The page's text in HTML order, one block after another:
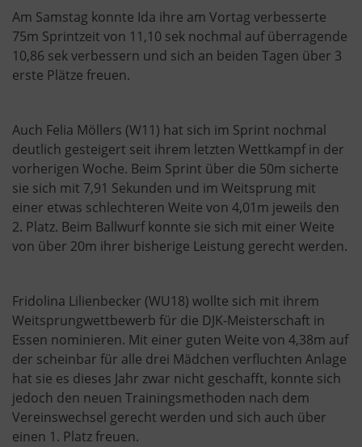
Am Samstag konnte Ida ihre am Vortag verbesserte
75m Sprintzeit von 11,10 sek nochmal auf überragende
10,86 sek verbessern und sich an beiden Tagen über 3
erste Plätze freuen.
Auch Felia Möllers (W11) hat sich im Sprint nochmal
deutlich gesteigert seit ihrem letzten Wettkampf in der
vorherigen Woche. Beim Sprint über die 50m sicherte
sie sich mit 7,91 Sekunden und im Weitsprung mit
einer etwas schlechteren Weite von 4,01m jeweils den
2. Platz. Beim Ballwurf konnte sie sich mit einer Weite
von über 20m ihrer bisherige Leistung gerecht werden.
Fridolina Lilienbecker (WU18) wollte sich mit ihrem
Weitsprungwettbewerb für die DJK-Meisterschaft in
Essen nominieren. Mit einer guten Weite von 4,38m auf
der scheinbar für alle drei Mädchen verfluchten Anlage
hat sie es dieses Jahr zwar nicht geschafft, konnte sich
jedoch den neuen Trainingsmethoden nach dem
Vereinswechsel gerecht werden und sich auch über
einen 1. Platz freuen.